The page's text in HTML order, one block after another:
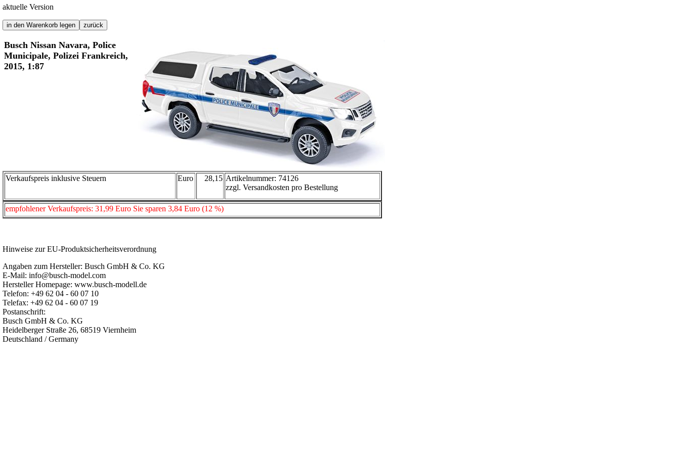
aktuelle Version
Busch Nissan Navara, Police
Municipale, Polizei Frankreich,
2015, 1:87
Verkaufspreis inklusive Steuern Euro 28,15 Artikelnummer: 74126
zzgl. Versandkosten pro Bestellung
empfohlener Verkaufspreis: 31,99 Euro Sie sparen 3,84 Euro (12 %)
Hinweise zur EU-Produktsicherheitsverordnung
Angaben zum Hersteller: Busch GmbH & Co. KG
E-Mail: info@busch-model.com
Hersteller Homepage: www.busch-modell.de
Telefon: +49 62 04 - 60 07 10
Telefax: +49 62 04 - 60 07 19
Postanschrift:
Busch GmbH & Co. KG
Heidelberger Straße 26, 68519 Viernheim
Deutschland / Germany